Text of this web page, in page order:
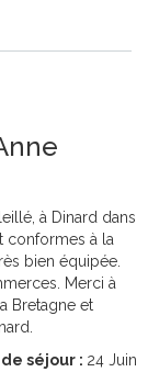
à Dinard dans
conformes à la
bien équipée.
Merci à
Bretagne et
séjour : 24 Juin